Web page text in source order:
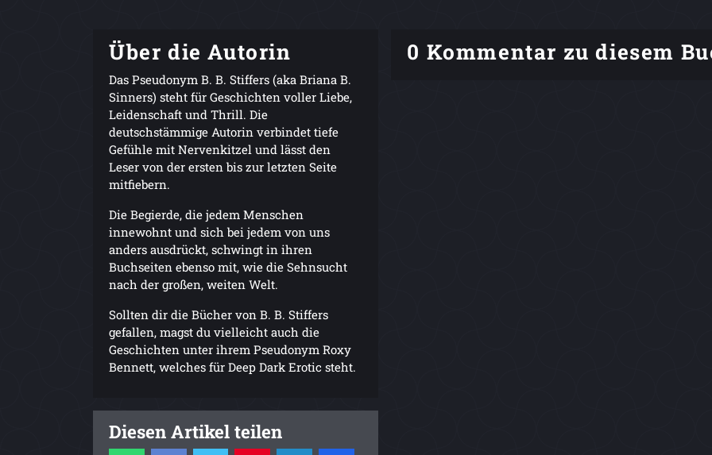
Über die Autorin
Das Pseudonym B. B. Stiffers (aka Briana B.
Sinners) steht für Geschichten voller Liebe,
Leidenschaft und Thrill. Die
deutschstämmige Autorin verbindet tiefe
Gefühle mit Nervenkitzel und lässt den
Leser von der ersten bis zur letzten Seite
mitfiebern.
Die Begierde, die jedem Menschen
innewohnt und sich bei jedem von uns
anders ausdrückt, schwingt in ihren
Buchseiten ebenso mit, wie die Sehnsucht
nach der großen, weiten Welt.
Sollten dir die Bücher von B. B. Stiffers
gefallen, magst du vielleicht auch die
Geschichten unter ihrem Pseudonym Roxy
Bennett, welches für Deep Dark Erotic steht.
Diesen Artikel teilen
0 Kommentar zu diesem